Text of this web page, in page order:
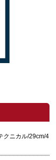
クニカル/29cm/4